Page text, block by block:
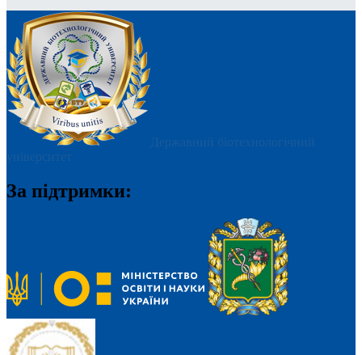
Державний біотехнологічний
університет
За підтримки: